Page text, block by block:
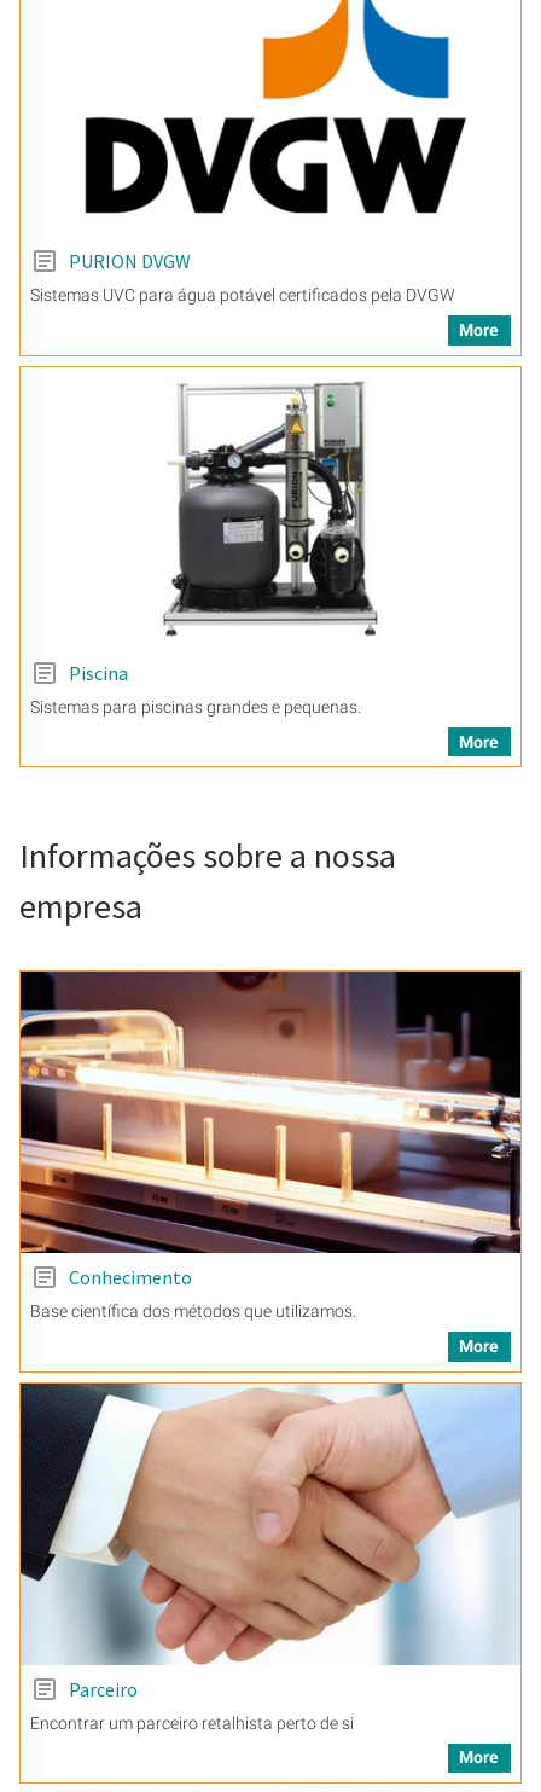
PURION DVGW
Sistemas UVC para água potável certificados pela DVGW
More
Piscina
Sistemas para piscinas grandes e pequenas.
More
Informações sobre a nossa
empresa
Conhecimento
Base científica dos métodos que utilizamos.
More
Parceiro
Encontrar um parceiro retalhista perto de si
More